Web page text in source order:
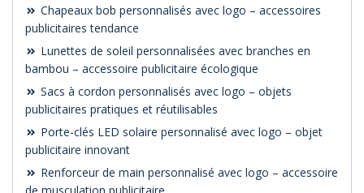
Chapeaux bob personnalisés avec logo – accessoires
publicitaires tendance
Lunettes de soleil personnalisées avec branches en
bambou – accessoire publicitaire écologique
Sacs à cordon personnalisés avec logo – objets
publicitaires pratiques et réutilisables
Porte-clés LED solaire personnalisé avec logo – objet
publicitaire innovant
Renforceur de main personnalisé avec logo – accessoire
de musculation publicitaire